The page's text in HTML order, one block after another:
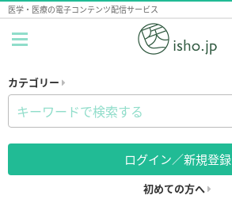
医学・医療の電子コンテンツ配信サービス
カテゴリー
ログイン／新規登録
初めての方へ